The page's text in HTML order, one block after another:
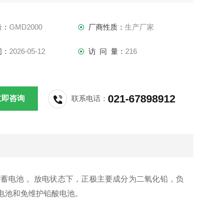
：GMD2000 厂商性质： 生产厂家
2026-05-12 访 问 量： 216
即咨询 联系电话：021-67898912
电池 。放电状态下，正极主要成分为二氧化铅，负
和免维护铅酸电池。